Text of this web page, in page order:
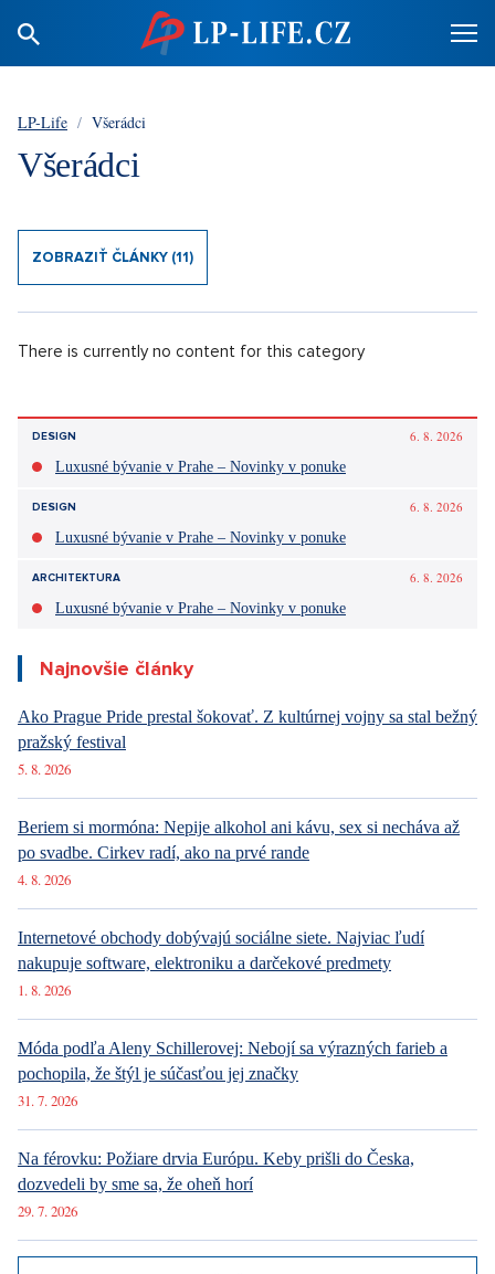
LP-Life / Všerádci
Všerádci
ZOBRAZIŤ ČLÁNKY (11)
There is currently no content for this category
DESIGN
6. 8. 2026
Luxusné bývanie v Prahe – Novinky v ponuke
DESIGN
6. 8. 2026
Luxusné bývanie v Prahe – Novinky v ponuke
ARCHITEKTURA
6. 8. 2026
Luxusné bývanie v Prahe – Novinky v ponuke
Najnovšie články
Ako Prague Pride prestal šokovať. Z kultúrnej vojny sa stal bežný
pražský festival
5. 8. 2026
Beriem si mormóna: Nepije alkohol ani kávu, sex si necháva až
po svadbe. Cirkev radí, ako na prvé rande
4. 8. 2026
Internetové obchody dobývajú sociálne siete. Najviac ľudí
nakupuje software, elektroniku a darčekové predmety
1. 8. 2026
Móda podľa Aleny Schillerovej: Nebojí sa výrazných farieb a
pochopila, že štýl je súčasťou jej značky
31. 7. 2026
Na férovku: Požiare drvia Európu. Keby prišli do Česka,
dozvedeli by sme sa, že oheň horí
29. 7. 2026